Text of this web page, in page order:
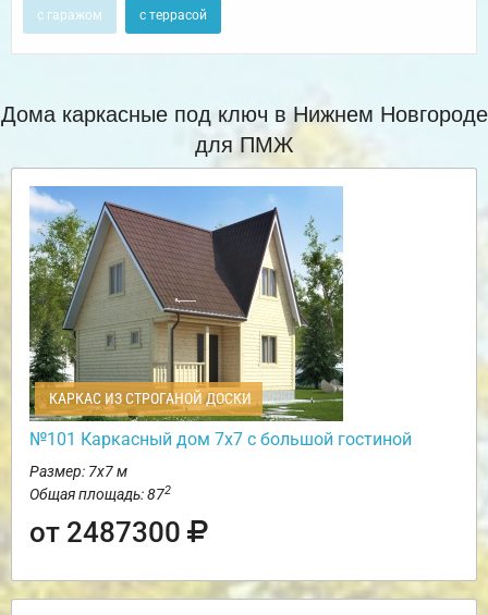
с гаражом с террасой
Дома каркасные под ключ в Нижнем Новгороде
для ПМЖ
КАРКАС ИЗ СТРОГАНОЙ ДОСКИ
№101 Каркасный дом 7х7 с большой гостиной
Размер: 7х7 м
Общая площадь: 872
от 2487300